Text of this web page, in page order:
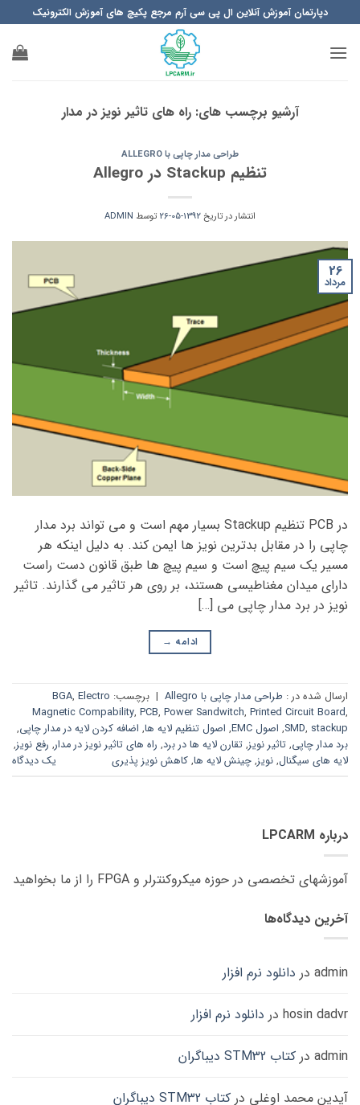
to
content
دپارتمان آموزش آنلاین ال پی سی آرم مرجع پکیچ های آموزش الکترونیک
آرشیو برچسب های:راه های تاثیر نویز در مدار
طراحی مدار چاپی با ALLEGRO
تنظیم Stackup در Allegro
انتشار در تاریخ1392-05-26 توسط ADMIN
26
مرداد
در PCB تنظیم Stackup بسیار مهم است و می تواند برد مدار
چاپی را در مقابل بدترین نویز ها ایمن کند. به دلیل اینکه هر
مسیر یک سیم پیچ است و سیم پیچ ها طبق قانون دست راست
دارای میدان مغناطیسی هستند، بر روی هر تاثیر می گذارند. تاثیر
نویز در برد مدار چاپی می […]
ادامه →
ارسال شده در : طراحی مدار چاپی با Allegro | برچسب: BGA, Electro
Magnetic Compability, PCB, Power Sandwitch, Printed Circuit Board,
SMD, stackup
, اصول EMC , اصول تنظیم لایه ها, اضافه کردن لایه در مدار چاپی,
برد مدار چاپی, تاثیر نویز, تقارن لایه ها در برد, راه های تاثیر نویز در مدار, رفع نویز,
لایه های سیگنال, نویز, چینش لایه ها, کاهش نویز پذیری یک دیدگاه
درباره LPCARM
آموزشهای تخصصی در حوزه میکروکنترلر و FPGA را از ما بخواهید
آخرین دیدگاه‌ها
admin در دانلود نرم افزار
hosin dadvr در دانلود نرم افزار
admin در کتاب STM32 دیباگران
آیدین محمد اوغلی در کتاب STM32 دیباگران